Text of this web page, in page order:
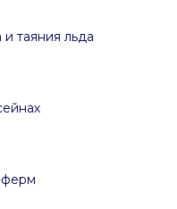
таяния льда